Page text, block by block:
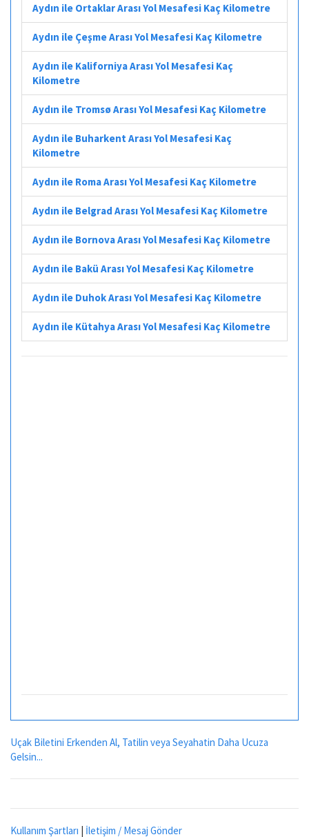
Aydın ile Ortaklar Arası Yol Mesafesi Kaç Kilometre
Aydın ile Çeşme Arası Yol Mesafesi Kaç Kilometre
Aydın ile Kaliforniya Arası Yol Mesafesi Kaç
Kilometre
Aydın ile Tromsø Arası Yol Mesafesi Kaç Kilometre
Aydın ile Buharkent Arası Yol Mesafesi Kaç
Kilometre
Aydın ile Roma Arası Yol Mesafesi Kaç Kilometre
Aydın ile Belgrad Arası Yol Mesafesi Kaç Kilometre
Aydın ile Bornova Arası Yol Mesafesi Kaç Kilometre
Aydın ile Bakü Arası Yol Mesafesi Kaç Kilometre
Aydın ile Duhok Arası Yol Mesafesi Kaç Kilometre
Aydın ile Kütahya Arası Yol Mesafesi Kaç Kilometre
Uçak Biletini Erkenden Al, Tatilin veya Seyahatin Daha Ucuza
Gelsin...
Kullanım Şartları | İletişim / Mesaj Gönder